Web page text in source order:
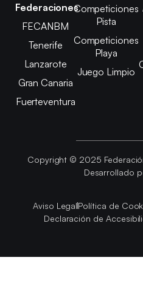
Federaciones
FECANBM
Tenerife
Lanzarote
Gran Canaria
Fuerteventura
Competiciones
Pista
Competiciones
Playa
Juego Limpio
Copyright © 2025
Desarrollado
Aviso LegalPolítica de
Declaración de